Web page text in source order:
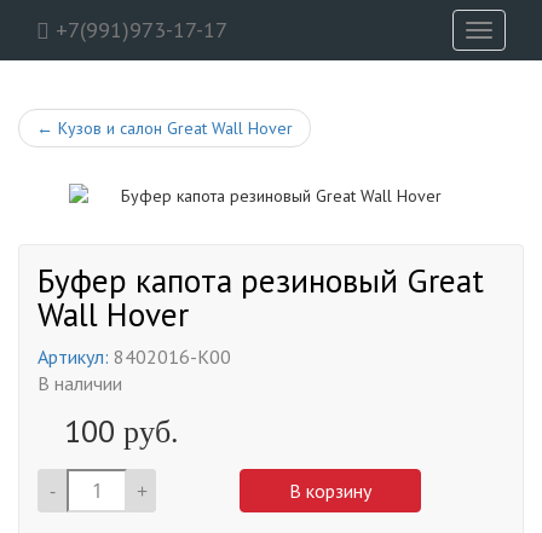
+7(991)973-17-17
Toggle
← Кузов и салон Great Wall Hover
Буфер капота резиновый Great
Wall Hover
Артикул: 8402016-K00
В наличии
100 руб.
- + В корзину